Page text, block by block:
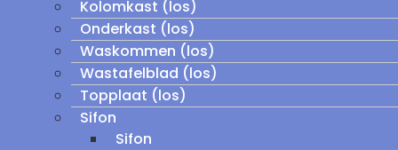
Kolomkast (los)
Onderkast (los)
Waskommen (los)
Wastafelblad (los)
Topplaat (los)
Sifon
Sifon